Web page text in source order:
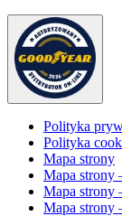
Polityka
Polityka
Mapa strony
Mapa strony
Mapa strony
Mapa strony